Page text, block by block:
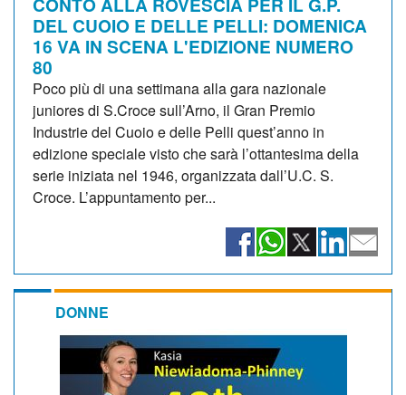
DEL CUOIO E DELLE PELLI: DOMENICA
16 VA IN SCENA L'EDIZIONE NUMERO
80
Poco più di una settimana alla gara nazionale
juniores di S.Croce sull’Arno, il Gran Premio
Industrie del Cuoio e delle Pelli quest’anno in
edizione speciale visto che sarà l’ottantesima della
serie iniziata nel 1946, organizzata dall’U.C. S.
Croce. L’appuntamento per...
DONNE